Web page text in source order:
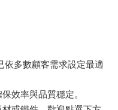
依多數顧客需求設定最適
效率與品質穩定。